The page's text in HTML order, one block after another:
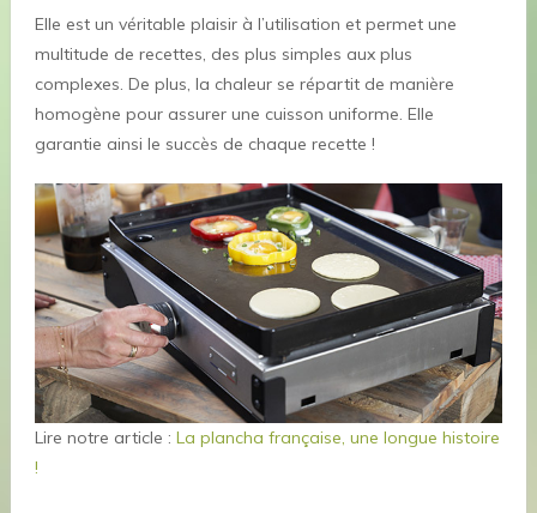
Elle est un véritable plaisir à l’utilisation et permet une
multitude de recettes, des plus simples aux plus
complexes. De plus, la chaleur se répartit de manière
homogène pour assurer une cuisson uniforme. Elle
garantie ainsi le succès de chaque recette !
Lire notre article : La plancha française, une longue histoire
!